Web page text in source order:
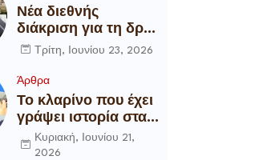
χώρας
Νέα διεθνής
διάκριση για τη δρ
Θάλεια
Διευθύντρια
Xειρουργό του
Metropolitan
General
Τρίτη, Ιουνίου 23, 2026
Άρθρα
Το κλαρίνο που έχει
γράψει ιστορία στα
χωριά της Ρούμελης
Κυριακή, Ιουνίου 21,
2026